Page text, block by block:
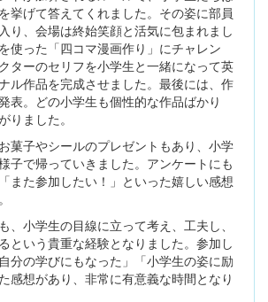
挙げて答えてくれました。その姿に部員
り、会場は終始笑顔と活気に包まれまし
使った「四コマ漫画作り」にチャレン
ターのセリフを小学生と一緒になって英
ル作品を完成させました。最後には、作
表。どの小学生も個性的な作品ばかり
りました。
菓子やシールのプレゼントもあり、小学
子で帰っていきました。アンケートにも
また参加したい！」といった嬉しい感想
、小学生の目線に立って考え、工夫し、
という貴重な経験となりました。参加し
分の学びにもなった」「小学生の姿に励
感想があり、非常に有意義な時間となり